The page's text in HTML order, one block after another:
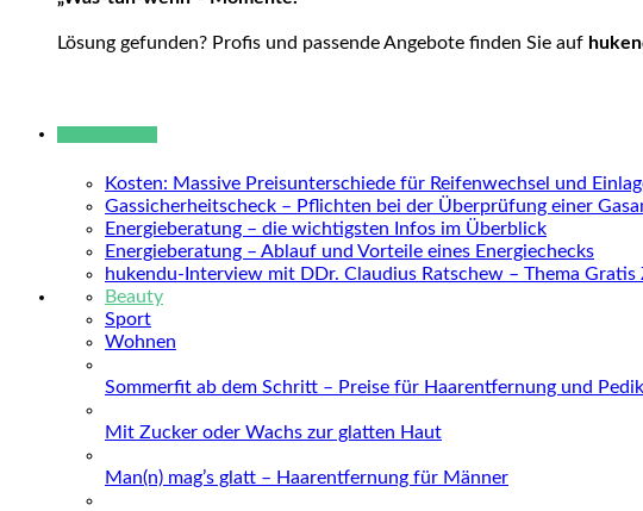
Lösung gefunden? Profis und passende Angebote finden Sie auf
Kosten: Massive Preisunterschiede für Reifenwechsel und
Gassicherheitscheck – Pflichten bei der Überprüfung einer
Energieberatung – die wichtigsten Infos im Überblick
Energieberatung – Ablauf und Vorteile eines Energiechecks
hukendu-Interview mit DDr. Claudius Ratschew – Thema Gratis
Beauty
Sport
Wohnen
Sommerfit ab dem Schritt – Preise für Haarentfernung und
Mit Zucker oder Wachs zur glatten Haut
Man(n) mag’s glatt – Haarentfernung für Männer